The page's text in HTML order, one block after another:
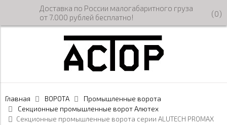
Доставка по России малогабаритного груза
от 7.000 рублей бесплатно!
(0)
Главная ВОРОТА
Промышленные ворота
Секционные промышленные ворот Алютех
Секционные промышленные ворота серии ALUTECH PROMAX